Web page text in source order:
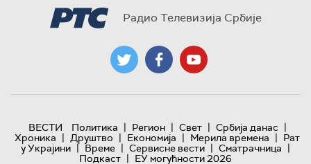
Радио Телевизија Србије
ВЕСТИ Политика | Регион | Свет | Србија данас |
Хроника | Друштво | Економија | Мерила времена | Рат
у Украјини | Време | Сервисне вести | Сматрачница |
Подкаст | ЕУ могућности 2026